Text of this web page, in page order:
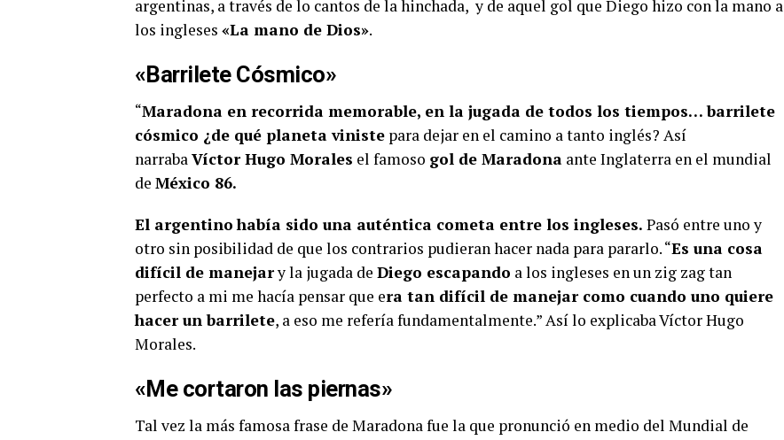
argentinas, a través de lo cantos de la hinchada, y de aquel gol que Diego hizo con la mano a
los ingleses «La mano de Dios».
«Barrilete Cósmico»
“Maradona en recorrida memorable, en la jugada de todos los tiempos… barrilete
cósmico ¿de qué planeta viniste para dejar en el camino a tanto inglés? Así
narrabaVíctor Hugo Morales el famoso gol de Maradona ante Inglaterra en el mundial
de México 86.
El argentino había sido una auténtica cometa entre los ingleses. Pasó entre uno y
otro sin posibilidad de que los contrarios pudieran hacer nada para pararlo. “Es una cosa
difícil de manejary la jugada de Diego escapando a los ingleses en un zig zag tan
perfecto a mi me hacía pensar que era tan difícil de manejar como cuando uno quiere
hacer un barrilete, a eso me refería fundamentalmente.” Así lo explicaba Víctor Hugo
Morales.
«Me cortaron las piernas»
Tal vez la más famosa frase de Maradona fue la que pronunció en medio del Mundial de